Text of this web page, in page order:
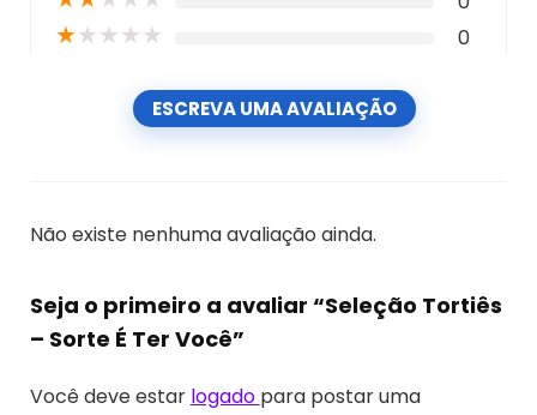
★★★★★ 0
ESCREVA UMA AVALIAÇÃO
Não existe nenhuma avaliação ainda.
Seja o primeiro a avaliar “Seleção Tortiês
– Sorte É Ter Você”
Você deve estar logado para postar uma